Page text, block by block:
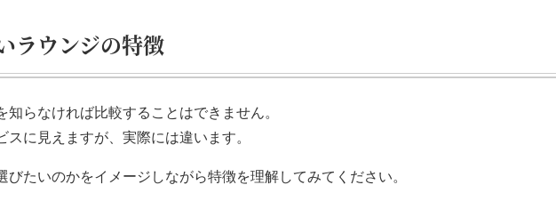
ラウンジの特徴
らなければ比較することはできません。
に見えますが、実際には違います。
たいのかをイメージしながら特徴を理解してみてください。